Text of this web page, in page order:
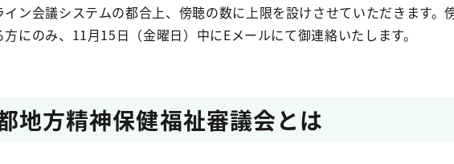
イン会議システムの都合上、傍聴の数に上限を設けさせていただきます
にのみ、11月15日（金曜日）中にEメールにて御連絡いたします。
地方精神保健福祉審議会とは